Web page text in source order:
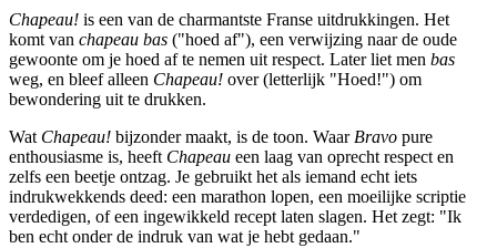
Chapeau! is een van de charmantste Franse uitdrukkingen. Het
komt van chapeau bas ("hoed af"), een verwijzing naar de oude
gewoonte om je hoed af te nemen uit respect. Later liet men bas
weg, en bleef alleen Chapeau! over (letterlijk "Hoed!") om
bewondering uit te drukken.
Wat Chapeau! bijzonder maakt, is de toon. Waar Bravo pure
enthousiasme is, heeft Chapeau een laag van oprecht respect en
zelfs een beetje ontzag. Je gebruikt het als iemand echt iets
indrukwekkends deed: een marathon lopen, een moeilijke scriptie
verdedigen, of een ingewikkeld recept laten slagen. Het zegt: "Ik
ben echt onder de indruk van wat je hebt gedaan."